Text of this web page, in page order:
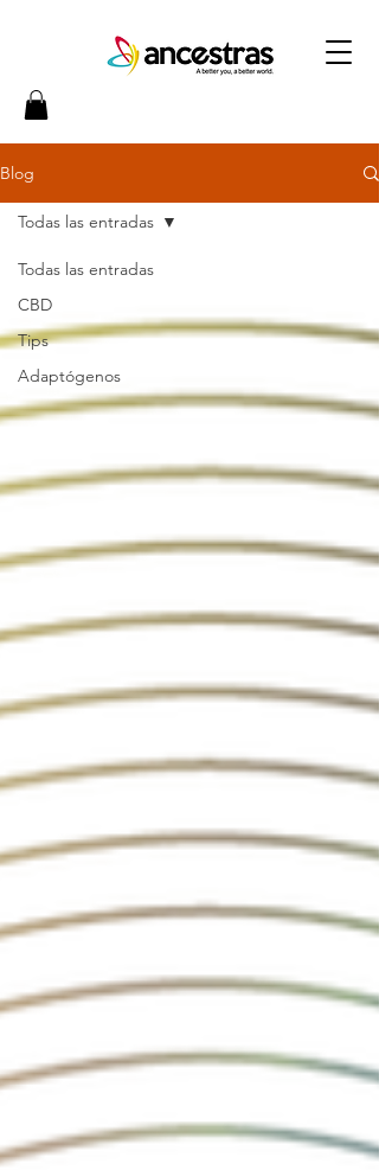
Blog
Todas las entradas
CBD
Tips
Adaptógenos
Todas las entradas